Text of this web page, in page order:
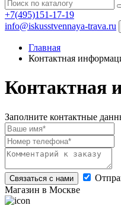
+7(495)151-17-19
info@iskusstvennaya-trava.ru
Главная
Контактная
Контактная
Заполните контактные
Связаться с нами
Магазин в Москве